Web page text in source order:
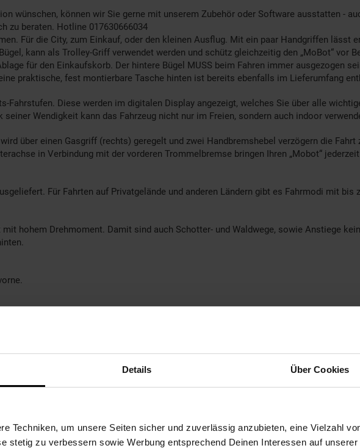
Details Über Cookies
Techniken, um unsere Seiten sicher und zuverlässig anzubieten, eine Vielzahl
stetig zu verbessern sowie Werbung entsprechend Deinen Interessen auf unserer
wünschen, können wir Sie gerne mit unserem Zubehör oder Software ausstatten -
zu beraten. Hotline 017630666034
Für die City, zum Einkauf, oder den kleinen Ausflug. Mit ein paar Handgriffen lässt
kann als Trolley-Griff verwendet werden und schütz gleichzeitig den „MoBot“ vor
für den Einkaufskorb. Der hintere Bügel MUSS beim Fahren immer ausgezogen
praktische, fest montierbare Tasche hinten ist bereits ebenfalls im Lieferumfang
Fahrstufen. Diese werden im digitalen Display angezeigt, welches Sie über alle
Wendigkeit kann das Fahrzeug nicht nur im Freien, sondern auch indoor
über einen Gasgriff (rechts) geregelt und zwei Handbremshebel verzögern die Fahrt
in Verbindung mit der vorderen Trommelbremse bringen Ihren „Mobot“
Für Fahrten auf Privatgelände und anderen Ländern gibt es Fahrmodi mit
hohem Drehmoment. Damit sind auch Schotter- und Waldwege, sowie Anstiege